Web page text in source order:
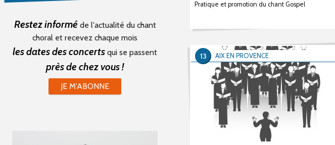
Pratique et promotion du chant Gospel
AIX EN PROVENCE
13
Restez informé de l'actualité du chant
choral et recevez chaque mois
les dates des concerts qui se passent
près de chez vous !
JE M'ABONNE